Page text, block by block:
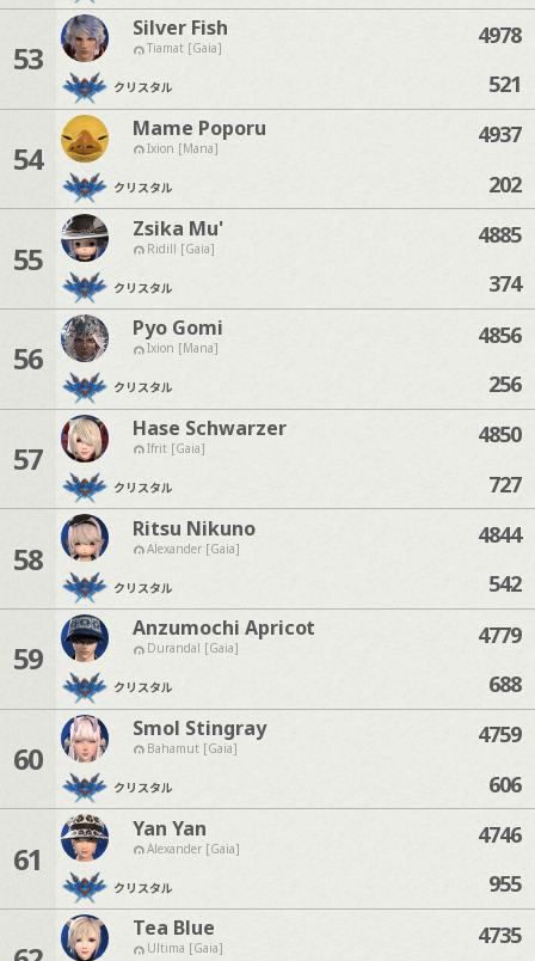
53
Silver Fish
Tiamat [Gaia]
クリスタル
4978
521
54
Mame Poporu
Ixion [Mana]
クリスタル
4937
202
55
Zsika Mu'
Ridill [Gaia]
クリスタル
4885
374
56
Pyo Gomi
Ixion [Mana]
クリスタル
4856
256
57
Hase Schwarzer
Ifrit [Gaia]
クリスタル
4850
727
58
Ritsu Nikuno
Alexander [Gaia]
クリスタル
4844
542
59
Anzumochi Apricot
Durandal [Gaia]
クリスタル
4779
688
60
Smol Stingray
Bahamut [Gaia]
クリスタル
4759
606
61
Yan Yan
Alexander [Gaia]
クリスタル
4746
955
Tea Blue
Ultima [Gaia]
4735